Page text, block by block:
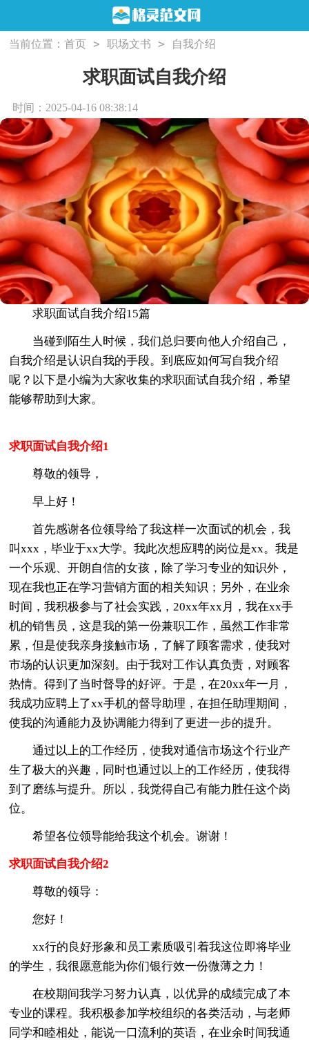
当前位置：首页 > 职场文书 > 自我介绍
求职面试自我介绍
时间：2025-04-16 08:38:14
求职面试自我介绍15篇
当碰到陌生人时候，我们总归要向他人介绍自己，
自我介绍是认识自我的手段。到底应如何写自我介绍
呢？以下是小编为大家收集的求职面试自我介绍，希望
能够帮助到大家。
求职面试自我介绍1
尊敬的领导，
早上好！
首先感谢各位领导给了我这样一次面试的机会，我
叫xxx，毕业于xx大学。我此次想应聘的岗位是xx。我是
一个乐观、开朗自信的女孩，除了学习专业的知识外，
现在我也正在学习营销方面的相关知识；另外，在业余
时间，我积极参与了社会实践，20xx年xx月，我在xx手
机的销售员，这是我的第一份兼职工作，虽然工作非常
累，但是使我亲身接触市场，了解了顾客需求，使我对
市场的认识更加深刻。由于我对工作认真负责，对顾客
热情。得到了当时督导的好评。于是，在20xx年一月，
我成功应聘上了xx手机的督导助理，在担任助理期间，
使我的沟通能力及协调能力得到了更进一步的提升。
通过以上的工作经历，使我对通信市场这个行业产
生了极大的兴趣，同时也通过以上的工作经历，使我得
到了磨练与提升。所以，我觉得自己有能力胜任这个岗
位。
希望各位领导能给我这个机会。谢谢！
求职面试自我介绍2
尊敬的领导：
您好！
xx行的良好形象和员工素质吸引着我这位即将毕业
的学生，我很愿意能为你们银行效一份微薄之力！
在校期间我学习努力认真，以优异的成绩完成了本
专业的课程。我积极参加学校组织的各类活动，与老师
同学和睦相处，能说一口流利的英语，在业余时间我通